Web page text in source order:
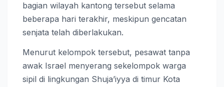
bagian wilayah kantong tersebut selama
beberapa hari terakhir, meskipun gencatan
senjata telah diberlakukan.
Menurut kelompok tersebut, pesawat tanpa
awak Israel menyerang sekelompok warga
sipil di lingkungan Shuja’iyya di timur Kota